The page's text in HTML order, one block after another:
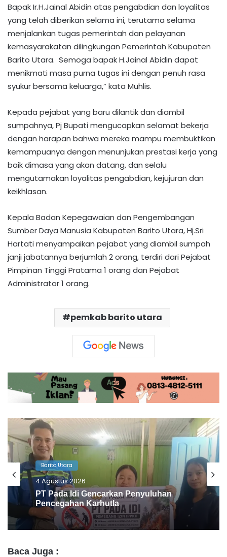
Bapak Ir.H.Jainal Abidin atas pengabdian dan loyalitas
yang telah diberikan selama ini, terutama selama
menjalankan tugas pemerintah dan pelayanan
kemasyarakatan dilingkungan Pemerintah Kabupaten
Barito Utara. Semoga bapak H.Jainal Abidin dapat
menikmati masa purna tugas ini dengan penuh rasa
syukur bersama keluarga,” kata Muhlis.
Kepada pejabat yang baru dilantik dan diambil
sumpahnya, Pj Bupati mengucapkan selamat bekerja
dengan harapan bahwa mereka mampu membuktikan
kemampuanya dengan menunjukan prestasi kerja yang
baik dimasa yang akan datang, dan selalu
mengutamakan loyalitas pengabdian, kejujuran dan
keikhlasan.
Kepala Badan Kepegawaian dan Pengembangan
Sumber Daya Manusia Kabupaten Barito Utara, Hj.Sri
Hartati menyampaikan pejabat yang diambil sumpah
janji jabatannya berjumlah 2 orang, terdiri dari Pejabat
Pimpinan Tinggi Pratama 1 orang dan Pejabat
Administrator 1 orang.
pemkab barito utara
Barito Utara
1 Agustus 2026
Desa Benangin II Ikuti Verifikasi Faktual
ProKlim, Didukung PT BEK & PT PAMA
Baca Juga :